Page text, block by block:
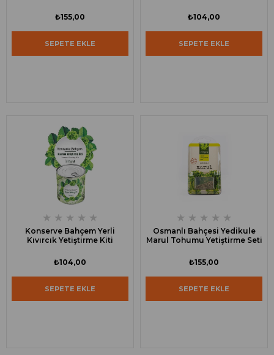
₺155,00
SEPETE EKLE
₺104,00
SEPETE EKLE
★ ★ ★ ★ ★
Konserve Bahçem Yerli
Kıvırcık Yetiştirme Kiti
₺104,00
SEPETE EKLE
★ ★ ★ ★ ★
Osmanlı Bahçesi Yedikule
Marul Tohumu Yetiştirme Seti
₺155,00
SEPETE EKLE